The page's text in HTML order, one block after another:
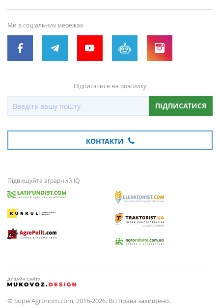
Ми в соціальних мережах
Підписатися на розсилку
ПІДПИСАТИСЯ
КОНТАКТИ
Підвищуйте аграрний IQ
© SuperAgronom.com, 2016-2026. Всі права захищено.